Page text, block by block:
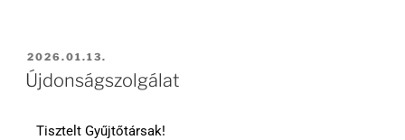
2026.01.13.
Újdonságszolgálat
Tisztelt Gyűjtőtársak!